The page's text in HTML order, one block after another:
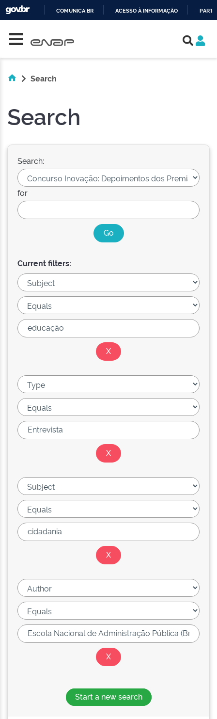
COMUNICA BR ACESSO À INFORMAÇÃO
Search
Search
Search:
for
Current filters:
Start a new search